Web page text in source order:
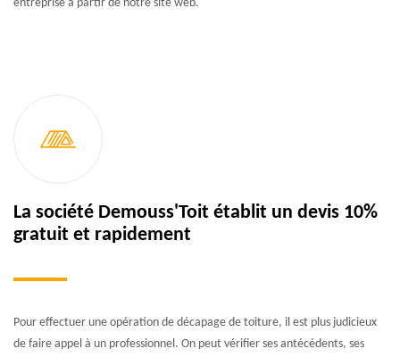
entreprise à partir de notre site web.
La société Demouss'Toit établit un devis 10%
gratuit et rapidement
Pour effectuer une opération de décapage de toiture, il est plus judicieux
de faire appel à un professionnel. On peut vérifier ses antécédents, ses